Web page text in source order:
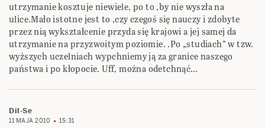
utrzymanie kosztuje niewiele, po to ,by nie wyszła na
ulice.Mało istotne jest to ,czy czegoś się nauczy i zdobyte
przez nią wykształcenie przyda się krajowi a jej samej da
utrzymanie na przyzwoitym poziomie. .Po „studiach” w tzw.
wyższych uczelniach wypchniemy ją za granice naszego
państwa i po kłopocie. Uff, można odetchnąć…
Dil-Se
11 MAJA 2010 15:31